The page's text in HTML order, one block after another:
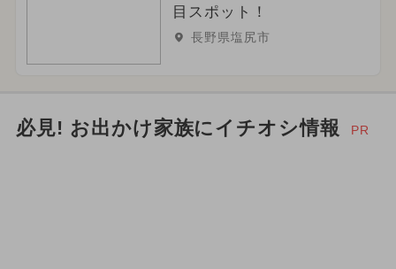
目スポット！
長野県塩尻市
必見! お出かけ家族にイチオシ情報 PR